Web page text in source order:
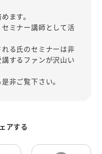
ます。
ミナー講師として活
れる氏のセミナーは非
するファンが沢山い
非ご覧下さい。
アする